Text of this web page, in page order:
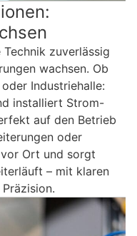
zuverlässig
wachsen. Ob
Industriehalle:
installiert Strom-
auf den Betrieb
oder
Ort und sorgt
– mit klaren